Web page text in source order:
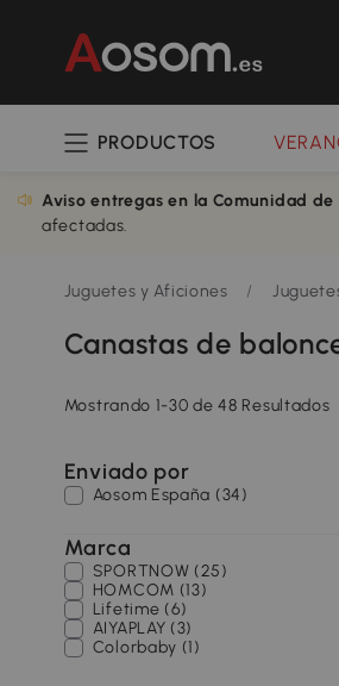
PRODUCTOS
Aviso entregas en la Comunidad
afectadas.
Juguetes y Aficiones /
Canastas de
Mostrando 1-30 de 48 Resultados
Enviado por
Aosom España (34)
Marca
SPORTNOW (25)
HOMCOM (13)
Lifetime (6)
AIYAPLAY (3)
Colorbaby (1)